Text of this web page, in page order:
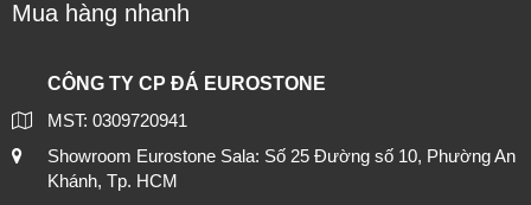
Mua hàng nhanh
CÔNG TY CP ĐÁ EUROSTONE
MST: 0309720941
Showroom Eurostone Sala: Số 25 Đường số 10, Phường An
Khánh, Tp. HCM